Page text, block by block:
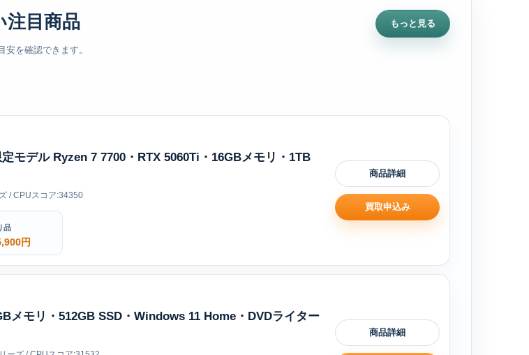
注目商品
を確認できます。
もっと見る
モデル Ryzen 7 7700・RTX 5060Ti・16GBメモリ・1TB
/ CPUスコア:34350
品
円
商品詳細
買取申込み
メモリ・512GB SSD・Windows 11 Home・DVDライター
商品詳細